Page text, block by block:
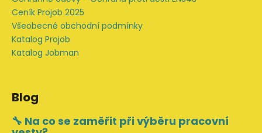
Ceník Projob 2025
Všeobecné obchodní podmínky
Katalog Projob
Katalog Jobman
Blog
🔧 Na co se zaměřit při výběru pracovní